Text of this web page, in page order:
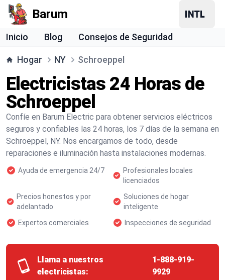
Barum
Inicio Blog Consejos de Seguridad
Hogar NY Schroeppel
Electricistas 24 Horas de
Schroeppel
Confíe en Barum Electric para obtener servicios eléctricos
seguros y confiables las 24 horas, los 7 días de la semana en
Schroeppel, NY. Nos encargamos de todo, desde
reparaciones e iluminación hasta instalaciones modernas.
Ayuda de emergencia 24/7
Profesionales locales
licenciados
Precios honestos y por
adelantado
Soluciones de hogar
inteligente
Expertos comerciales
Inspecciones de seguridad
Llama a nuestros
electricistas:
1-888-919-
9929